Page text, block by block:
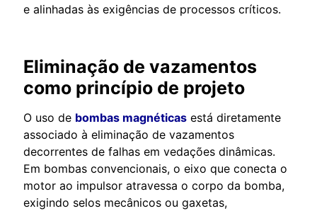
e alinhadas às exigências de processos críticos.
Eliminação de vazamentos
como princípio de projeto
O uso de bombas magnéticas está diretamente
associado à eliminação de vazamentos
decorrentes de falhas em vedações dinâmicas.
Em bombas convencionais, o eixo que conecta o
motor ao impulsor atravessa o corpo da bomba,
exigindo selos mecânicos ou gaxetas,